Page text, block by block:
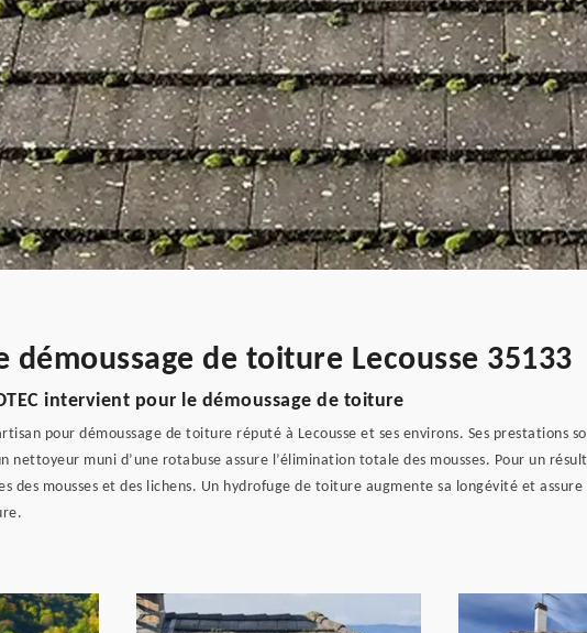
démoussage de toiture Lecousse 35133
intervient pour le démoussage de toiture
pour démoussage de toiture réputé à Lecousse et ses environs. Ses
nettoyeur muni d’une rotabuse assure l’élimination totale des mousses. Pour un
des mousses et des lichens. Un hydrofuge de toiture augmente sa longévité et